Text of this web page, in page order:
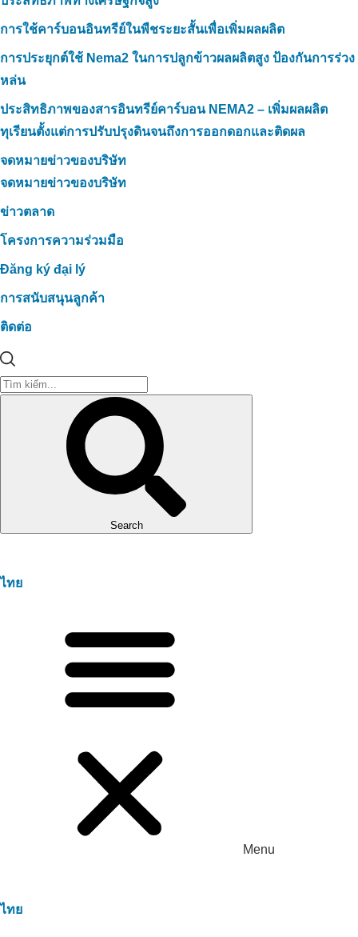
การใช้คาร์บอนอินทรีย์ในพืชระยะสั้นเพื่อเพิ่มผลผลิต
การประยุกต์ใช้ Nema2 ในการปลูกข้าวผลผลิตสูง ป้องกันการร่วง
หล่น
ประสิทธิภาพของสารอินทรีย์คาร์บอน NEMA2 – เพิ่มผลผลิต
ทุเรียนตั้งแต่การปรับปรุงดินจนถึงการออกดอกและติดผล
จดหมายข่าวของบริษัท
จดหมายข่าวของบริษัท
ข่าวตลาด
โครงการความร่วมมือ
Đăng ký đại lý
การสนับสนุนลูกค้า
ติดต่อ
Search
ไทย
Menu
ไทย